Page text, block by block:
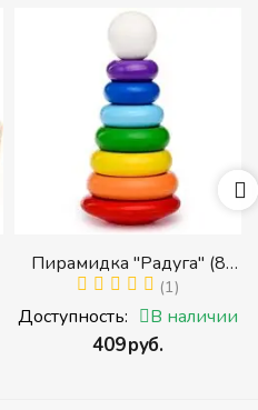
Пирамидка "Радуга" (8
деталей) (Пирамидка
среднего размера)
(1)
Доступность: В наличии
‍409‍руб.